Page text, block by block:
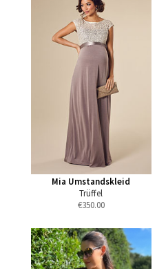
Mia Umstandskleid
Trüffel
€350.00